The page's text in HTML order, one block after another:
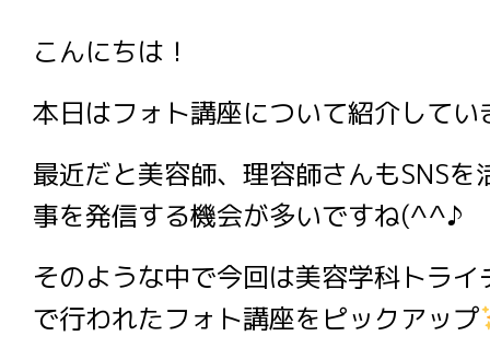
こんにちは！
本日はフォト講座について紹介してい
最近だと美容師、理容師さんもSNSを
事を発信する機会が多いですね(^^♪
そのような中で今回は美容学科トラ
で行われたフォト講座をピックアップ